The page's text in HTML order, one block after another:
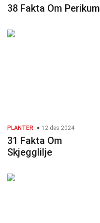
38 Fakta Om Perikum
PLANTER 12 des 2024
31 Fakta Om
Skjegglilje